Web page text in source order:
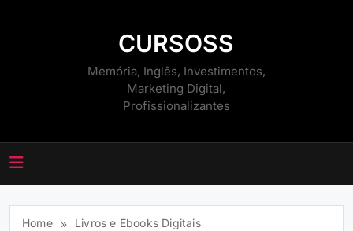
CURSOSS
Memória, Inglês, Investimentos,
Marketing Digital,
Profissionalizantes
Home
Livros e Ebooks Digitais